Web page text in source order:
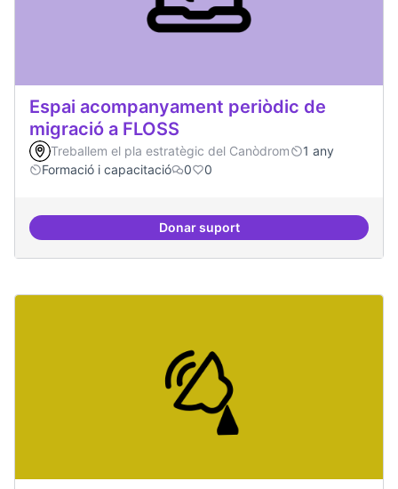
Espai acompanyament periòdic de
migració a FLOSS
Treballem el pla estratègic del Canòdrom
1 any
Formació i capacitació
0 0
Donar suportEspai acompanyament periòdic